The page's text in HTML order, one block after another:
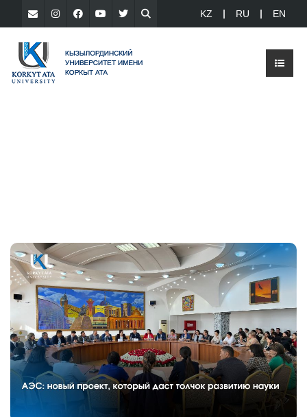
KZ RU EN